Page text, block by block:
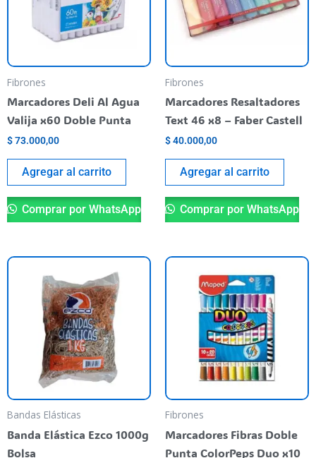
Fibrones
Marcadores Deli Al Agua
Valija x60 Doble Punta
$73.000,00
Agregar al carrito
Comprar por WhatsApp
Fibrones
Marcadores Resaltadores
Text 46 x8 – Faber Castell
$40.000,00
Agregar al carrito
Comprar por WhatsApp
Bandas Elásticas
Banda Elástica Ezco 1000g
Bolsa
Fibrones
Marcadores Fibras Doble
Punta ColorPeps Duo x10